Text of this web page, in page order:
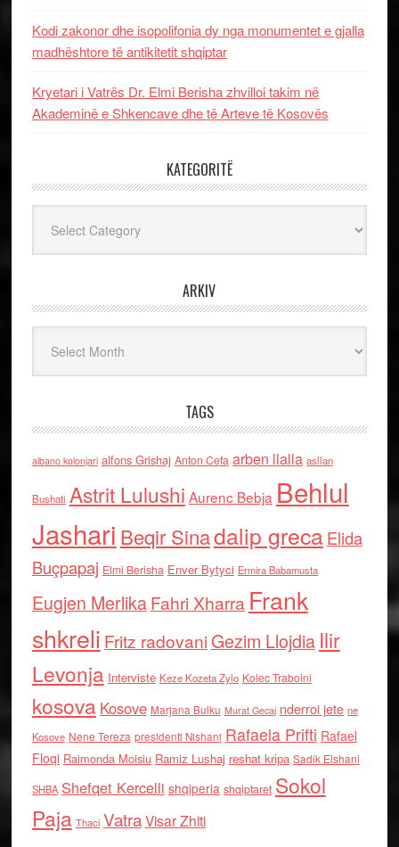
Kodi zakonor dhe isopolifonia dy nga monumentet e gjalla
madhështore të antikitetit shqiptar
Kryetari i Vatrës Dr. Elmi Berisha zhvilloi takim në
Akademinë e Shkencave dhe të Arteve të Kosovës
KATEGORITË
ARKIV
TAGS
albano kolonjari alfons Grishaj Anton Cefa arben llalla asllan
Bushati Astrit Lulushi Aurenc Bebja Behlul
Jashari Beqir Sinadalip grecaElida
Buçpapaj Elmi Berisha Enver Bytyci Ermira Babamusta
Eugjen MerlikaFahri Xharra Frank
shkreli Fritz radovaniGezim Llojdia Ilir
Levonja Interviste Keze Kozeta Zylo Kolec Traboini
kosova Kosove Marjana Bulku Murat Gecaj nderroi jete ne
Kosove Nene Tereza presidenti Nishani Rafaela Prifti Rafael
Floqi Raimonda Moisiu Ramiz Lushaj reshat kripa Sadik Elshani
SHBA Shefqet Kercelli shqiperia shqiptaret Sokol
Paja Thaci VatraVisar Zhiti